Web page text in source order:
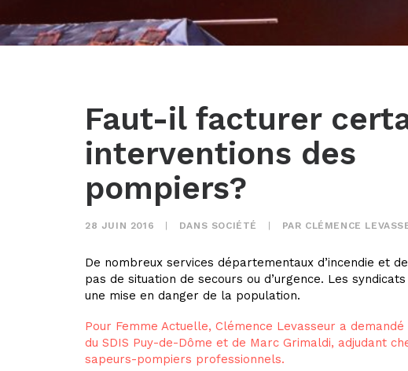
Faut-il facturer
interventions des
pompiers?
28 JUIN 2016 DANS SOCIÉTÉ PAR CLÉMENCE
De nombreux services départementaux d’incendie et
pas de situation de secours ou d’urgence. Les
une mise en danger de la population.
Pour Femme Actuelle, Clémence Levasseur a
du SDIS Puy-de-Dôme et de Marc Grimaldi, adjudant
sapeurs-pompiers professionnels.